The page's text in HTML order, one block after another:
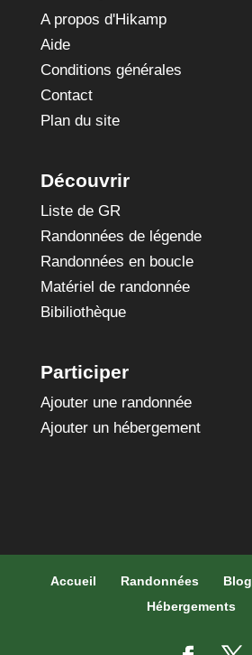
A propos d'Hikamp
Aide
Conditions générales
Contact
Plan du site
Découvrir
Liste de GR
Randonnées de légende
Randonnées en boucle
Matériel de randonnée
Bibiliothèque
Participer
Ajouter une randonnée
Ajouter un hébergement
Accueil Randonnées Blog
Hébergements